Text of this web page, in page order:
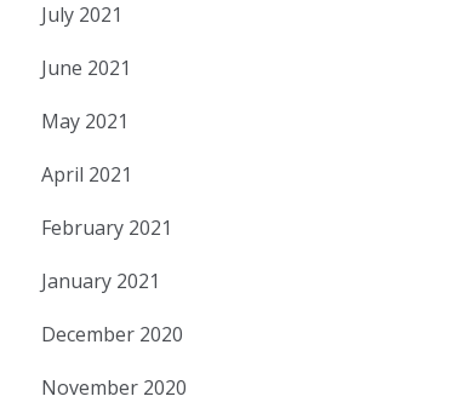
July 2021
June 2021
May 2021
April 2021
February 2021
January 2021
December 2020
November 2020